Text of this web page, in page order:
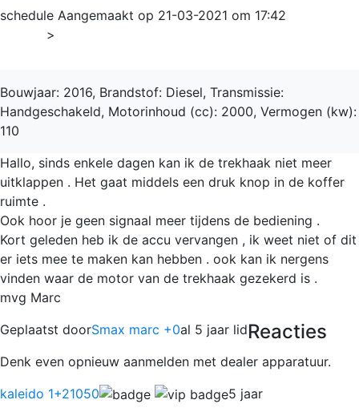
schedule Aangemaakt op 21-03-2021 om 17:42
>
Bouwjaar: 2016, Brandstof: Diesel, Transmissie:
Handgeschakeld, Motorinhoud (cc): 2000, Vermogen (kw):
110
Hallo, sinds enkele dagen kan ik de trekhaak niet meer
uitklappen . Het gaat middels een druk knop in de koffer
ruimte .
Ook hoor je geen signaal meer tijdens de bediening .
Kort geleden heb ik de accu vervangen , ik weet niet of dit
er iets mee te maken kan hebben . ook kan ik nergens
vinden waar de motor van de trekhaak gezekerd is .
mvg Marc
Geplaatst doorSmax marc +0al 5 jaar lidReacties
Denk even opnieuw aanmelden met dealer apparatuur.
kaleido 1+21050
5 jaar